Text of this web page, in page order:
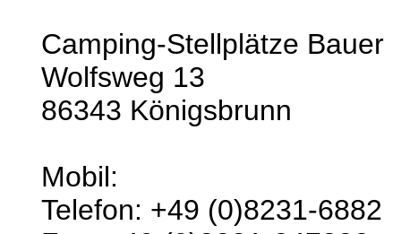
Camping-Stellplätze Bauer
Wolfsweg 13
86343 Königsbrunn
Mobil:
Telefon: +49 (0)8231-6882